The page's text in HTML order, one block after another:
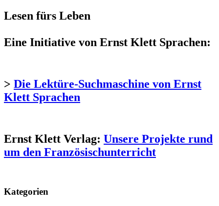
Lesen fürs Leben
Eine Initiative von Ernst Klett Sprachen:
> Die Lektüre-Suchmaschine von Ernst
Klett Sprachen
Ernst Klett Verlag: Unsere Projekte rund
um den Französischunterricht
Kategorien